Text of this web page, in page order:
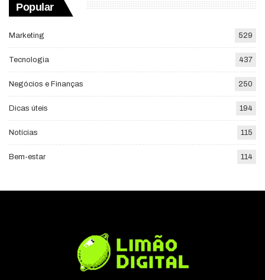
Popular
Marketing 529
Tecnologia 437
Negócios e Finanças 250
Dicas úteis 194
Notícias 115
Bem-estar 114